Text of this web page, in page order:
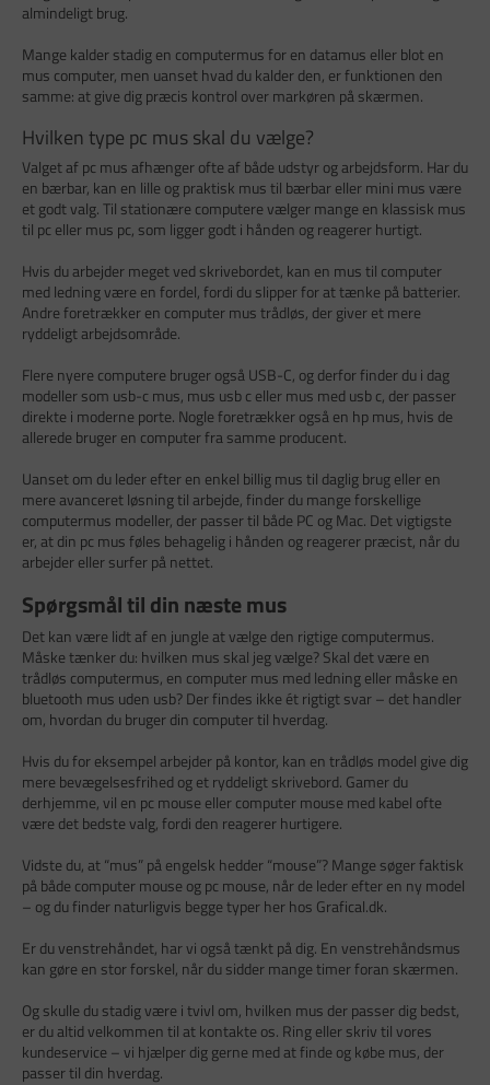
almindeligt brug.
Mange kalder stadig en computermus for en datamus eller blot en
mus computer, men uanset hvad du kalder den, er funktionen den
samme: at give dig præcis kontrol over markøren på skærmen.
Hvilken type pc mus skal du vælge?
Valget af pc mus afhænger ofte af både udstyr og arbejdsform. Har du
en bærbar, kan en lille og praktisk mus til bærbar eller mini mus være
et godt valg. Til stationære computere vælger mange en klassisk mus
til pc eller mus pc, som ligger godt i hånden og reagerer hurtigt.
Hvis du arbejder meget ved skrivebordet, kan en mus til computer
med ledning være en fordel, fordi du slipper for at tænke på batterier.
Andre foretrækker en computer mus trådløs, der giver et mere
ryddeligt arbejdsområde.
Flere nyere computere bruger også USB-C, og derfor finder du i dag
modeller som usb-c mus, mus usb c eller mus med usb c, der passer
direkte i moderne porte. Nogle foretrækker også en hp mus, hvis de
allerede bruger en computer fra samme producent.
Uanset om du leder efter en enkel billig mus til daglig brug eller en
mere avanceret løsning til arbejde, finder du mange forskellige
computermus modeller, der passer til både PC og Mac. Det vigtigste
er, at din pc mus føles behagelig i hånden og reagerer præcist, når du
arbejder eller surfer på nettet.
Spørgsmål til din næste mus
Det kan være lidt af en jungle at vælge den rigtige computermus.
Måske tænker du: hvilken mus skal jeg vælge? Skal det være en
trådløs computermus, en computer mus med ledning eller måske en
bluetooth mus uden usb? Der findes ikke ét rigtigt svar – det handler
om, hvordan du bruger din computer til hverdag.
Hvis du for eksempel arbejder på kontor, kan en trådløs model give dig
mere bevægelsesfrihed og et ryddeligt skrivebord. Gamer du
derhjemme, vil en pc mouse eller computer mouse med kabel ofte
være det bedste valg, fordi den reagerer hurtigere.
Vidste du, at “mus” på engelsk hedder “mouse”? Mange søger faktisk
på både computer mouse og pc mouse, når de leder efter en ny model
– og du finder naturligvis begge typer her hos Grafical.dk.
Er du venstrehåndet, har vi også tænkt på dig. En venstrehåndsmus
kan gøre en stor forskel, når du sidder mange timer foran skærmen.
Og skulle du stadig være i tvivl om, hvilken mus der passer dig bedst,
er du altid velkommen til at kontakte os. Ring eller skriv til vores
kundeservice – vi hjælper dig gerne med at finde og købe mus, der
passer til din hverdag.